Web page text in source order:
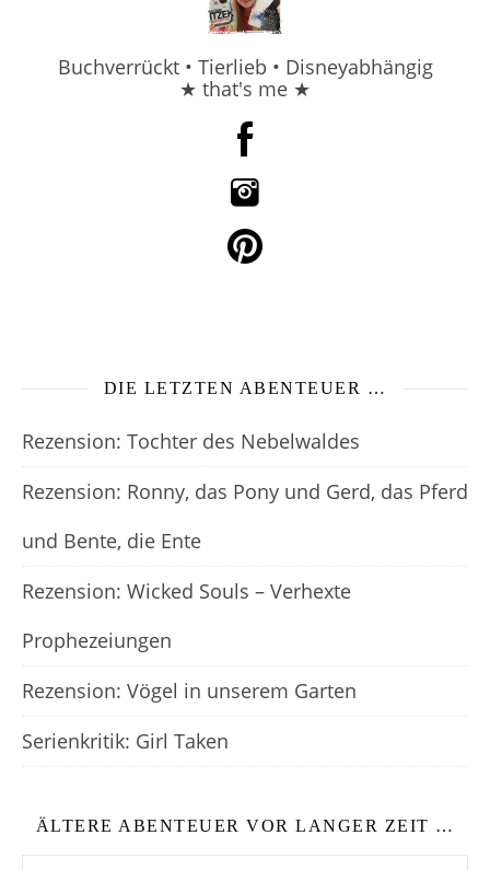
Buchverrückt • Tierlieb • Disneyabhängig
★ that's me ★
DIE LETZTEN ABENTEUER …
Rezension: Tochter des Nebelwaldes
Rezension: Ronny, das Pony und Gerd, das Pferd
und Bente, die Ente
Rezension: Wicked Souls – Verhexte
Prophezeiungen
Rezension: Vögel in unserem Garten
Serienkritik: Girl Taken
ÄLTERE ABENTEUER VOR LANGER ZEIT …